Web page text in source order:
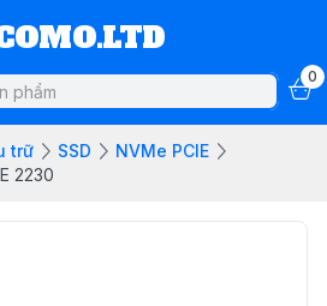
0
trữ SSD
NVMe PCIE
2230